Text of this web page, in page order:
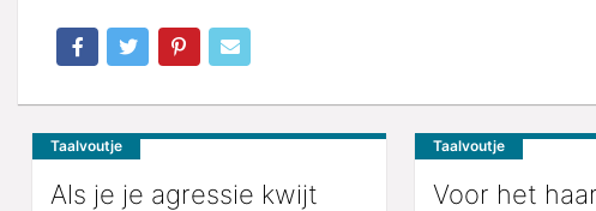
Taalvoutje
Als je je agressie kwijt
Taalvoutje
Voor het